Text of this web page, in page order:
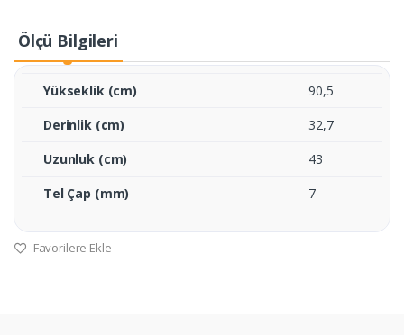
Ölçü Bilgileri
Yükseklik (cm)
90,5
Derinlik (cm)
32,7
Uzunluk (cm)
43
Tel Çap (mm)
7
Favorilere Ekle